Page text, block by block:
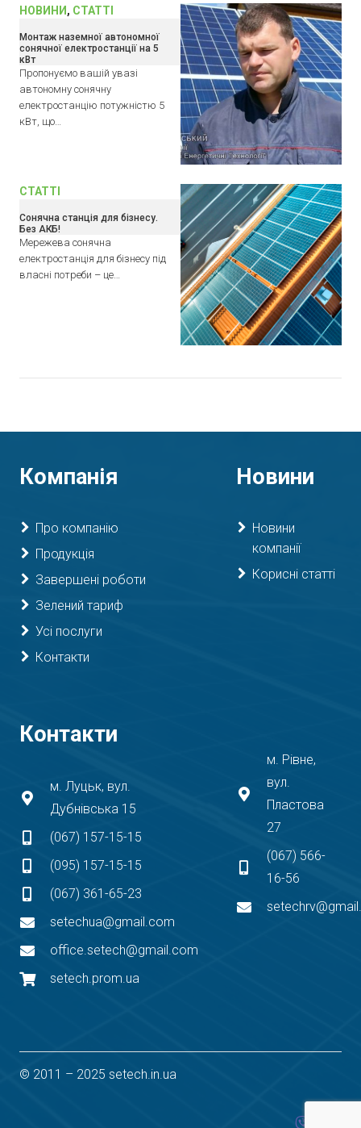
НОВИНИ , СТАТТІ
Монтаж наземної автономної
сонячної електростанції на 5
кВт
Пропонуємо вашій увазі
автономну сонячну
електростанцію потужністю 5
кВт, що…
СТАТТІ
Сонячна станція для бізнесу.
Без АКБ!
Мережева сонячна
електростанція для бізнесу під
власні потреби – це…
Компанія
Про компанію
Продукція
Завершені роботи
Зелений тариф
Усі послуги
Контакти
Новини
Новини
компанії
Корисні статті
Контакти
м. Луцьк, вул.
Дубнівська 15
(067) 157-15-15
(095) 157-15-15
(067) 361-65-23
setechua@gmail.com
office.setech@gmail.com
setech.prom.ua
м. Рівне,
вул.
Пластова
27
(067) 566-
16-56
© 2011 – 2025 setech.in.ua